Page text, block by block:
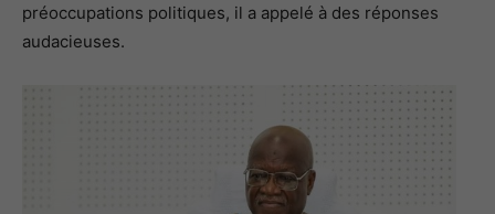
préoccupations politiques, il a appelé à des réponses
audacieuses.